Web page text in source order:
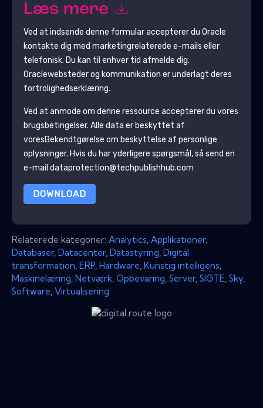
Læs mere
Ved at indsende denne formular accepterer du Oracle
kontakte dig med marketingrelaterede e-mails eller
telefonisk. Du kan til enhver tid afmelde dig.
Oraclewebsteder og kommunikation er underlagt deres
fortrolighedserklæring.
Ved at anmode om denne ressource accepterer du vores
brugsbetingelser. Alle data er beskyttet af
voresBekendtgørelse om beskyttelse af personlige
oplysninger. Hvis du har yderligere spørgsmål, så send en
e-mail dataprotection@techpublishhub.com
DOWNLOAD
Relaterede kategorier: Analytics Applikationer,
Databaser, Datacenter, Datastyring Digital
transformation ERP Hardware Kunstig intelligens
Maskinelæring Netværk Opbevaring Server, SIGTE Sky
Software Virtualisering